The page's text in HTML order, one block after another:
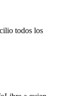
todos los